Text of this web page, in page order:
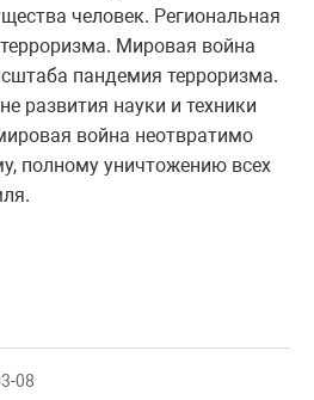
человек. Региональная
Мировая война
пандемия терроризма.
развития науки и техники
война неотвратимо
полному уничтожению всех
08